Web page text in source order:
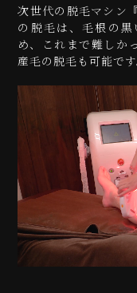
次世代の脱毛マシ
の脱毛は、毛根の
め、これまで難しか
産毛の脱毛も可能です